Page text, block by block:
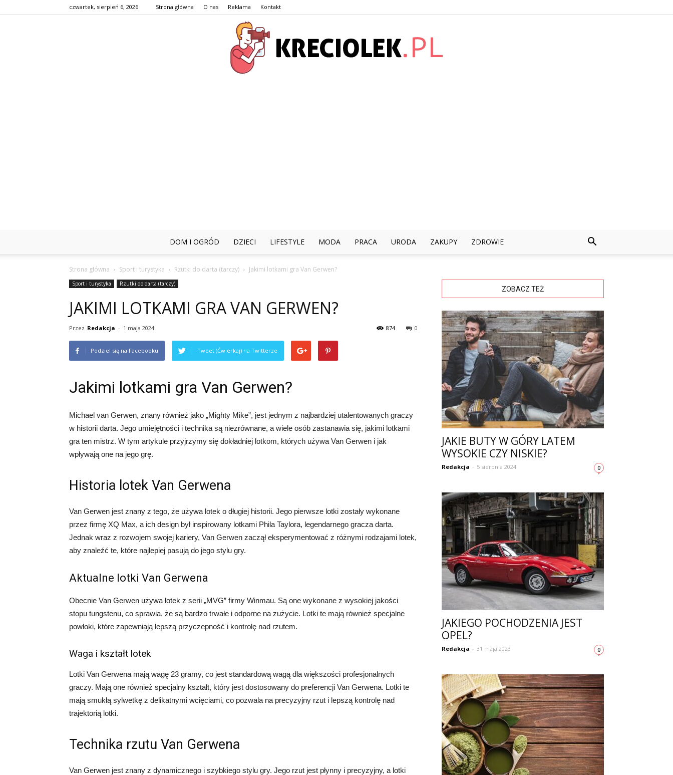
czwartek, sierpień 6, 2026 Strona główna O nas Reklama Kontakt
DOM I OGRÓD DZIECI LIFESTYLE MODA PRACA URODA ZAKUPY ZDROWIE
Strona główna Sport i turystyka Rzutki do darta (tarczy) Jakimi lotkami gra Van Gerwen?
Sport i turystyka Rzutki do darta (tarczy)
JAKIMI LOTKAMI GRA VAN GERWEN?
Przez Redakcja - 1 maja 2024 0
874
Podziel się na Facebooku Tweet (Ćwierkaj) na Twitterze
Jakimi lotkami gra Van Gerwen?
Michael van Gerwen, znany również jako „Mighty Mike”, jest jednym z najbardziej utalentowanych graczy
w historii darta. Jego umiejętności i technika są niezrównane, a wiele osób zastanawia się, jakimi lotkami
gra ten mistrz. W tym artykule przyjrzymy się dokładniej lotkom, których używa Van Gerwen i jak
wpływają one na jego grę.
Historia lotek Van Gerwena
Van Gerwen jest znany z tego, że używa lotek o długiej historii. Jego pierwsze lotki zostały wykonane
przez firmę XQ Max, a ich design był inspirowany lotkami Phila Taylora, legendarnego gracza darta.
Jednak wraz z rozwojem swojej kariery, Van Gerwen zaczął eksperymentować z różnymi rodzajami lotek,
aby znaleźć te, które najlepiej pasują do jego stylu gry.
Aktualne lotki Van Gerwena
Obecnie Van Gerwen używa lotek z serii „MVG” firmy Winmau. Są one wykonane z wysokiej jakości
stopu tungstenu, co sprawia, że są bardzo trwałe i odporne na zużycie. Lotki te mają również specjalne
powłoki, które zapewniają lepszą przyczepność i kontrolę nad rzutem.
Waga i kształt lotek
Lotki Van Gerwena mają wagę 23 gramy, co jest standardową wagą dla większości profesjonalnych
graczy. Mają one również specjalny kształt, który jest dostosowany do preferencji Van Gerwena. Lotki te
mają smukłą sylwetkę z delikatnymi wcięciami, co pozwala na precyzyjny rzut i lepszą kontrolę nad
trajektorią lotki.
Technika rzutu Van Gerwena
Van Gerwen jest znany z dynamicznego i szybkiego stylu gry. Jego rzut jest płynny i precyzyjny, a lotki
ZOBACZ TEŻ
JAKIE BUTY W GÓRY LATEM
WYSOKIE CZY NISKIE?
Redakcja - 5 sierpnia 2024 0
JAKIEGO POCHODZENIA JEST
OPEL?
Redakcja - 31 maja 2023 0